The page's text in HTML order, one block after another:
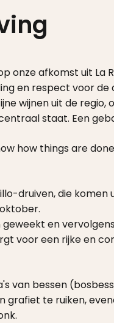
onze afkomst uit
en respect voor
wijnen uit de
staat. Een
how things are
druiven, die
geweekt en
voor een rijke en
van bessen
grafiet te ruiken,